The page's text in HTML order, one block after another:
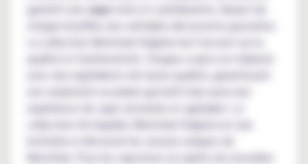
garantit une
vape
chaque bouffée une véritable découverte gustative.
La collection Montréal Original met l'accent sur la
qualité et l'authenticité. Chaque e-juice est élaboré
avec des ingrédients de haute qualité, garantissant
expérience de vape sécurisée et agréable. La
Montréal. Pour les vapoteurs en quête de nouvelles